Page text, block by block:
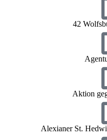
42
Aktion
Alexianer St.